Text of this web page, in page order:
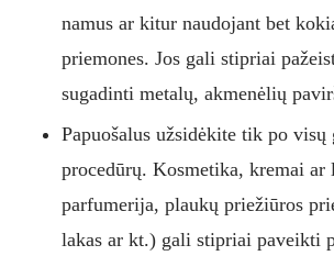
namus ar kitur naudojant bet
priemones. Jos gali stipriai
sugadinti metalų, akmenėlių
Papuošalus užsidėkite tik po visų
procedūrų. Kosmetika, kremai ar
parfumerija, plaukų priežiūros
lakas ar kt.) gali stipriai paveikti